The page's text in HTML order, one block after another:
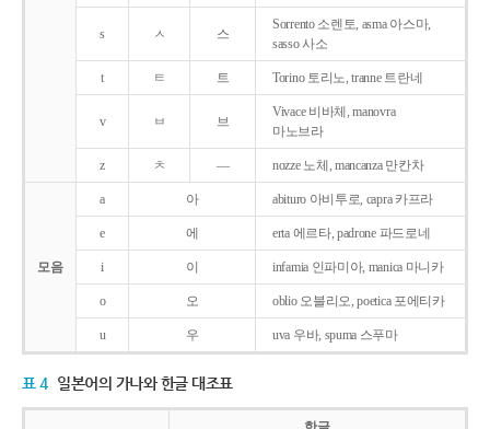
s ㅅ 스
Sorrento 소렌토, asma 아스마,
sasso 사소
t ㅌ 트 Torino 토리노, tranne 트란네
v ㅂ 브
Vivace 비바체, manovra
마노브라
z ㅊ ― nozze 노체, mancanza 만칸차
모음
a 아 abituro 아비투로, capra 카프라
e 에 erta 에르타, padrone 파드로네
i 이 infamia 인파미아, manica 마니카
o 오 oblio 오블리오, poetica 포에티카
u 우 uva 우바, spuma 스푸마
표 4 일본어의 가나와 한글 대조표